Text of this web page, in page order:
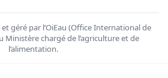
géré par l’OiEau (Office International de
Ministère chargé de l’agriculture et de
l’alimentation.